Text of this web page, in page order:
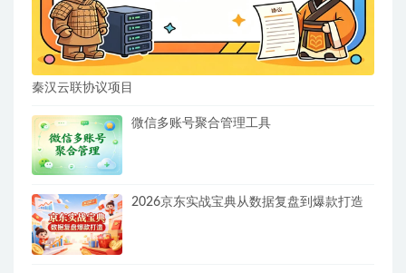
秦汉云联协议项目
微信多账号聚合管理工具
2026京东实战宝典从数据复盘到爆款打造